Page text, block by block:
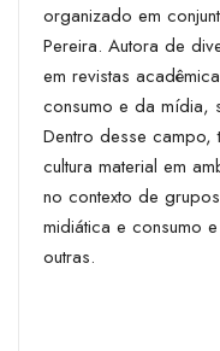
organizado em
Pereira. Autora de
em revistas
consumo e da mídia,
Dentro desse campo,
cultura material em
no contexto de
midiática e consumo
outras.